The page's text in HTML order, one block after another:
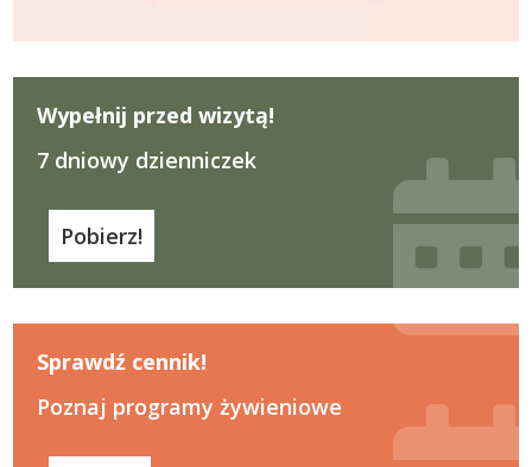
Wypełnij przed wizytą!
7 dniowy dzienniczek
Pobierz!
Sprawdź cennik!
Poznaj programy żywieniowe